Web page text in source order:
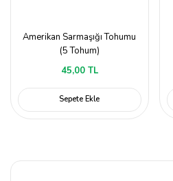
Amerikan Sarmaşığı Tohumu
(5 Tohum)
45,00 TL
Sepete Ekle